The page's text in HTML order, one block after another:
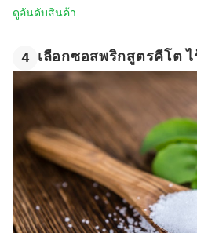
ดูอันดับสินค้า
4 เลือกซอสพริกสูตรคีโต